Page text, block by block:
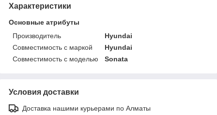
Характеристики
Основные атрибуты
Производитель
Hyundai
Совместимость с маркой
Hyundai
Совместимость с моделью
Sonata
Условия доставки
Доставка нашими курьерами по Алматы